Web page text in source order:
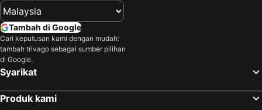
Tambah di Google
Cari keputusan kami dengan mudah:
tambah trivago sebagai sumber pilihan
di Google.
Syarikat
Produk kami